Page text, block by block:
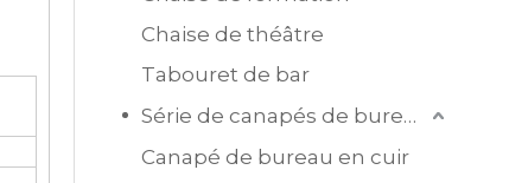
Chaise de théâtre
Tabouret de bar
Série de canapés de bureau
Canapé de bureau en cuir